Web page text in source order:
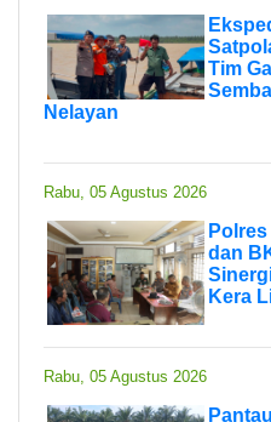
Tim
Nelayan
Rabu, 05 Agustus 2026
dan
Kera
Rabu, 05 Agustus 2026